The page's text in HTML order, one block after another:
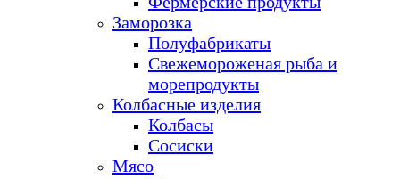
Заморозка
Полуфабрикаты
Свежемороженая рыба и
морепродукты
Колбасные изделия
Колбасы
Сосиски
Мясо